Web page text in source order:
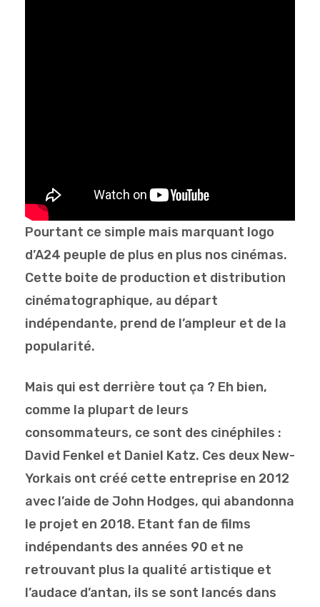
Pourtant ce simple mais marquant logo
d’A24 peuple de plus en plus nos cinémas.
Cette boite de production et distribution
cinématographique, au départ
indépendante, prend de l’ampleur et de la
popularité.
Mais qui est derrière tout ça ? Eh bien,
comme la plupart de leurs
consommateurs, ce sont des cinéphiles :
David Fenkel et Daniel Katz. Ces deux New-
Yorkais ont créé cette entreprise en 2012
avec l’aide de John Hodges, qui abandonna
le projet en 2018. Etant fan de films
indépendants des années 90 et ne
retrouvant plus la qualité artistique et
l’audace d’antan, ils se sont lancés dans